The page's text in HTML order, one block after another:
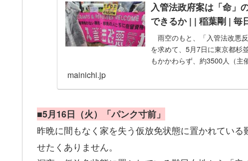
入管法政府案は「命」
できるか | | 稲葉剛 | 毎
雨空のもと、「入管法改悪
を求めて、5月7日に東京都杉
もかかわらず、約3500人（主
mainichi.jp
■5月16日（火）「パンク寸前」
昨晩に間もなく家を失う仮放免状態に置かれている
せたくありません。